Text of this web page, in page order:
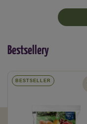
Bestsellery
BESTSELLER